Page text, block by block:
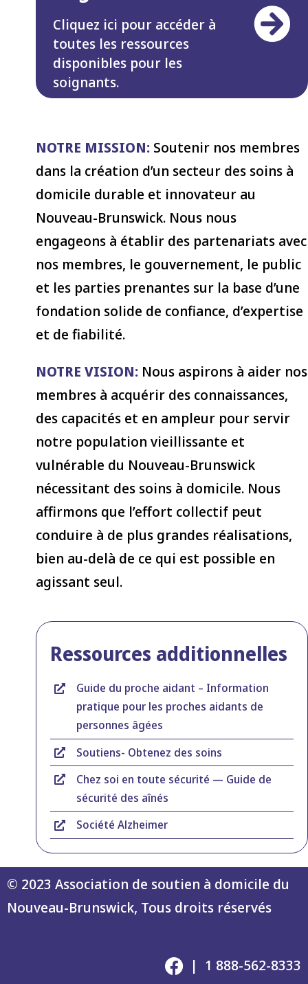
Cliquez ici pour accéder à
toutes les ressources
disponibles pour les
soignants.
NOTRE MISSION:Soutenir nos membres
dans la création d’un secteur des soins à
domicile durable et innovateur au
Nouveau-Brunswick. Nous nous
engageons à établir des partenariats avec
nos membres, le gouvernement, le public
et les parties prenantes sur la base d’une
fondation solide de confiance, d’expertise
et de fiabilité.
NOTRE VISION:Nous aspirons à aider nos
membres à acquérir des connaissances,
des capacités et en ampleur pour servir
notre population vieillissante et
vulnérable du Nouveau-Brunswick
nécessitant des soins à domicile. Nous
affirmons que l’effort collectif peut
conduire à de plus grandes réalisations,
bien au-delà de ce qui est possible en
agissant seul.
Ressources additionnelles
Guide du proche aidant – Information
pratique pour les proches aidants de
personnes âgées
Soutiens- Obtenez des soins
Chez soi en toute sécurité — Guide de
sécurité des aînés
Société Alzheimer
© 2023 Association de soutien à domicile du
Nouveau-Brunswick, Tous droits réservés
| 1 888-562-8333